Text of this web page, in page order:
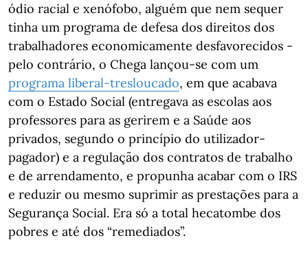
ódio racial e xenófobo, alguém que nem sequer
tinha um programa de defesa dos direitos dos
trabalhadores economicamente desfavorecidos -
pelo contrário, o Chega lançou-se com um
programa liberal-tresloucado, em que acabava
com o Estado Social (entregava as escolas aos
professores para as gerirem e a Saúde aos
privados, segundo o princípio do utilizador-
pagador) e a regulação dos contratos de trabalho
e de arrendamento, e propunha acabar com o IRS
e reduzir ou mesmo suprimir as prestações para a
Segurança Social. Era só a total hecatombe dos
pobres e até dos “remediados”.